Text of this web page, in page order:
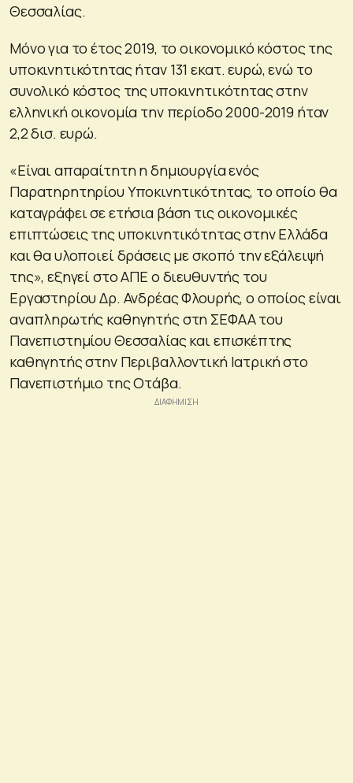
Θεσσαλίας.
Μόνο για το έτος 2019, το οικονομικό κόστος της
υποκινητικότητας ήταν 131 εκατ. ευρώ, ενώ το
συνολικό κόστος της υποκινητικότητας στην
ελληνική οικονομία την περίοδο 2000-2019 ήταν
2,2 δισ. ευρώ.
«Είναι απαραίτητη η δημιουργία ενός
Παρατηρητηρίου Υποκινητικότητας, το οποίο θα
καταγράφει σε ετήσια βάση τις οικονομικές
επιπτώσεις της υποκινητικότητας στην Ελλάδα
και θα υλοποιεί δράσεις με σκοπό την εξάλειψή
της», εξηγεί στο ΑΠΕ ο διευθυντής του
Εργαστηρίου Δρ. Ανδρέας Φλουρής, ο οποίος είναι
αναπληρωτής καθηγητής στη ΣΕΦΑΑ του
Πανεπιστημίου Θεσσαλίας και επισκέπτης
καθηγητής στην Περιβαλλοντική Ιατρική στο
Πανεπιστήμιο της Οτάβα.